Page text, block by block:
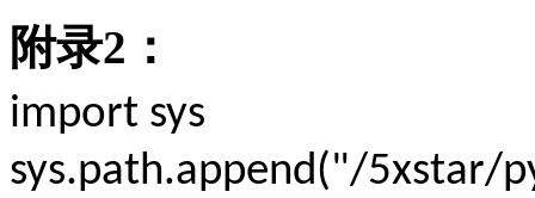
附录2 ：
import sys
sys.path.append("/5xstar/